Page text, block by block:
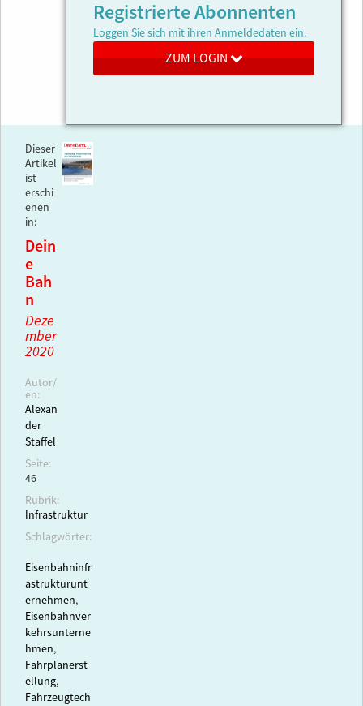
Registrierte Abonnenten
Loggen Sie sich mit ihren Anmeldedaten ein.
ZUM LOGIN
Dieser
Artikel
ist
erschi
enen
in:
Dein
e
Bah
n
Deze
mber
2020
Autor/
en:
Alexan
der
Staffel
Seite:
46
Rubrik:
Infrastruktur
Schlagwörter:
Eisenbahninfr
astrukturunt
ernehmen,
Eisenbahnver
kehrsunterne
hmen,
Fahrplanerst
ellung,
Fahrzeugtech